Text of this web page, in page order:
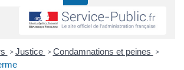
> Justice > Condamnations et peines >